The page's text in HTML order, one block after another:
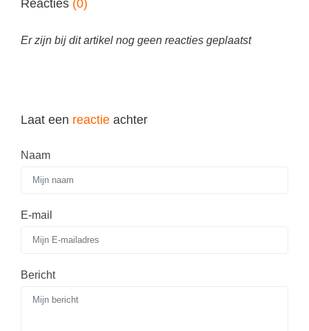
Nieuwsbrief archief
Huiswerkbegeleider worden
Reacties (0)
Er zijn bij dit artikel nog geen reacties geplaatst
Laat een reactie achter
Naam
E-mail
Bericht